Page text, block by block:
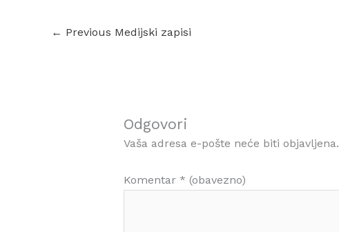
← Previous Medijski zapisi
Odgovori
Vaša adresa e-pošte neće biti objavljena.
Komentar * (obavezno)